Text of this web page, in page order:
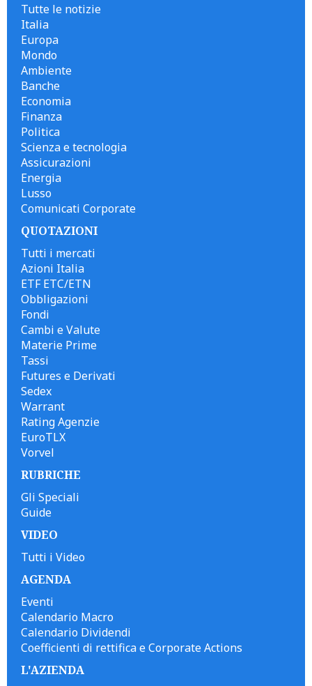
Tutte le notizie
Italia
Europa
Mondo
Ambiente
Banche
Economia
Finanza
Politica
Scienza e tecnologia
Assicurazioni
Energia
Lusso
Comunicati Corporate
QUOTAZIONI
Tutti i mercati
Azioni Italia
ETF ETC/ETN
Obbligazioni
Fondi
Cambi e Valute
Materie Prime
Tassi
Futures e Derivati
Sedex
Warrant
Rating Agenzie
EuroTLX
Vorvel
RUBRICHE
Gli Speciali
Guide
VIDEO
Tutti i Video
AGENDA
Eventi
Calendario Macro
Calendario Dividendi
Coefficienti di rettifica e Corporate Actions
L'AZIENDA